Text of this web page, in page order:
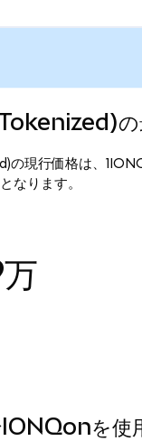
の
の現行価格は、
なります。
を使